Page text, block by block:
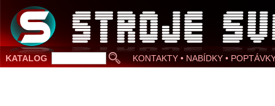
KATALOG KONTAKTY • NABÍDKY •